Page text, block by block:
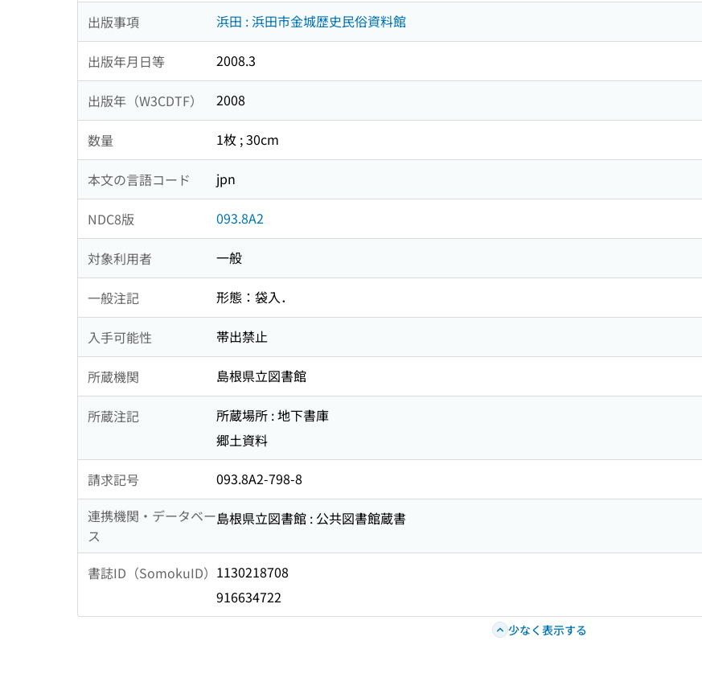
出版事項 浜田 : 浜田市金城歴史民俗資料館
出版年月日等 2008.3
出版年（W3CDTF） 2008
数量 1枚 ; 30cm
本文の言語コード jpn
NDC8版 093.8A2
対象利用者 一般
一般注記 形態：袋入．
入手可能性 帯出禁止
所蔵機関 島根県立図書館
所蔵注記
所蔵場所 : 地下書庫
郷土資料
請求記号
093.8A2-798-8
連携機関・データベー
ス
島根県立図書館 : 公共図書館蔵書
書誌ID（SomokuID） 1130218708
916634722
少なく表示する